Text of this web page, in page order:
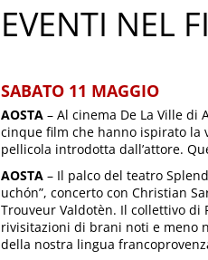
EVENTI NEL
SABATO 11 MAGGIO
AOSTA – Al cinema De La Ville di
cinque film che hanno ispirato la
pellicola introdotta dall’attore.
AOSTA – Il palco del teatro
uchón”, concerto con Christian
Trouveur Valdotèn. Il collettivo di
rivisitazioni di brani noti e meno
della nostra lingua